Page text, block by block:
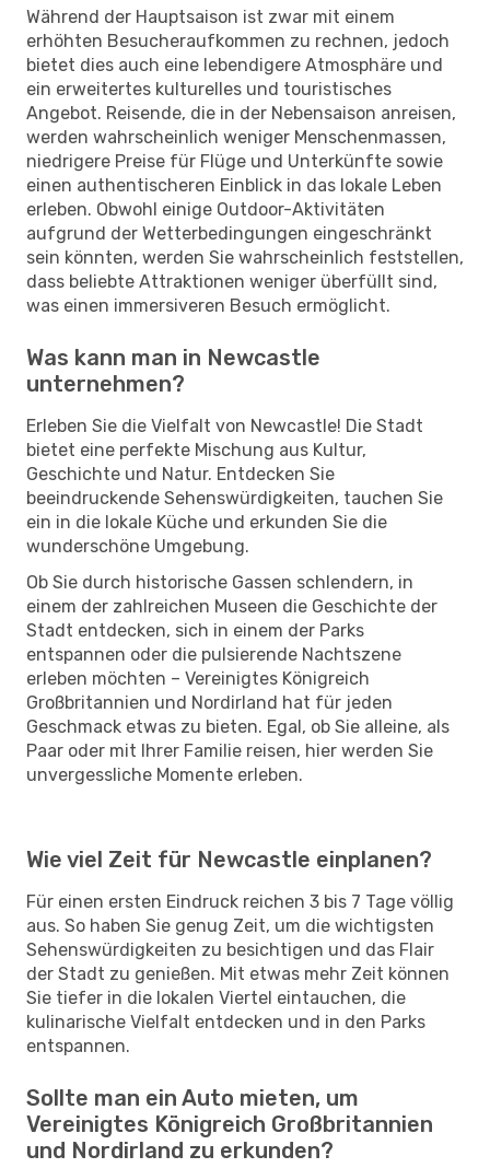
Während der Hauptsaison ist zwar mit einem
erhöhten Besucheraufkommen zu rechnen, jedoch
bietet dies auch eine lebendigere Atmosphäre und
ein erweitertes kulturelles und touristisches
Angebot. Reisende, die in der Nebensaison anreisen,
werden wahrscheinlich weniger Menschenmassen,
niedrigere Preise für Flüge und Unterkünfte sowie
einen authentischeren Einblick in das lokale Leben
erleben. Obwohl einige Outdoor-Aktivitäten
aufgrund der Wetterbedingungen eingeschränkt
sein könnten, werden Sie wahrscheinlich feststellen,
dass beliebte Attraktionen weniger überfüllt sind,
was einen immersiveren Besuch ermöglicht.
Was kann man in Newcastle
unternehmen?
Erleben Sie die Vielfalt von Newcastle! Die Stadt
bietet eine perfekte Mischung aus Kultur,
Geschichte und Natur. Entdecken Sie
beeindruckende Sehenswürdigkeiten, tauchen Sie
ein in die lokale Küche und erkunden Sie die
wunderschöne Umgebung.
Ob Sie durch historische Gassen schlendern, in
einem der zahlreichen Museen die Geschichte der
Stadt entdecken, sich in einem der Parks
entspannen oder die pulsierende Nachtszene
erleben möchten – Vereinigtes Königreich
Großbritannien und Nordirland hat für jeden
Geschmack etwas zu bieten. Egal, ob Sie alleine, als
Paar oder mit Ihrer Familie reisen, hier werden Sie
unvergessliche Momente erleben.
Wie viel Zeit für Newcastle einplanen?
Für einen ersten Eindruck reichen 3 bis 7 Tage völlig
aus. So haben Sie genug Zeit, um die wichtigsten
Sehenswürdigkeiten zu besichtigen und das Flair
der Stadt zu genießen. Mit etwas mehr Zeit können
Sie tiefer in die lokalen Viertel eintauchen, die
kulinarische Vielfalt entdecken und in den Parks
entspannen.
Sollte man ein Auto mieten, um
Vereinigtes Königreich Großbritannien
und Nordirland zu erkunden?